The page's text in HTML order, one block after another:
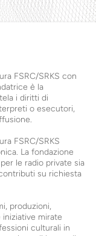
FSRC/SRKS con
è la
i diritti di
o esecutori,
FSRC/SRKS
La fondazione
le radio private sia
su richiesta
produzioni,
mirate
culturali in